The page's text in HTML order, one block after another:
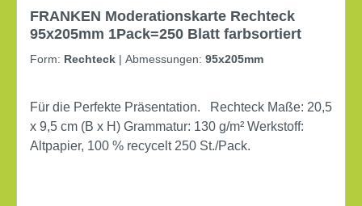
FRANKEN Moderationskarte Rechteck
95x205mm 1Pack=250 Blatt farbsortiert
Form: Rechteck | Abmessungen: 95x205mm
Für die Perfekte Präsentation. Rechteck Maße: 20,5
x 9,5 cm (B x H) Grammatur: 130 g/m² Werkstoff:
Altpapier, 100 % recycelt 250 St./Pack.